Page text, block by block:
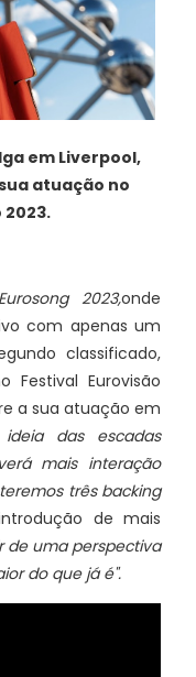
em Liverpool,
atuação no
Eurosong 2023,onde
com apenas um
classificado,
Festival Eurovisão
a sua atuação em
das escadas
mais interação
três backing
de mais
de uma perspectiva
do que já é".